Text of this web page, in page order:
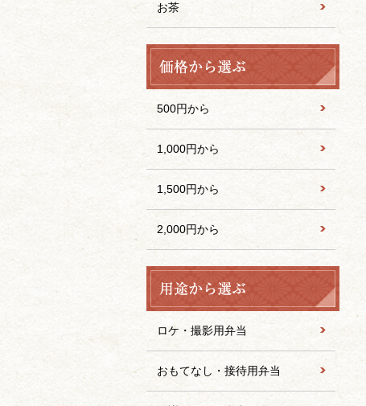
お茶
500円から
1,000円から
1,500円から
2,000円から
ロケ・撮影用弁当
おもてなし・接待用弁当